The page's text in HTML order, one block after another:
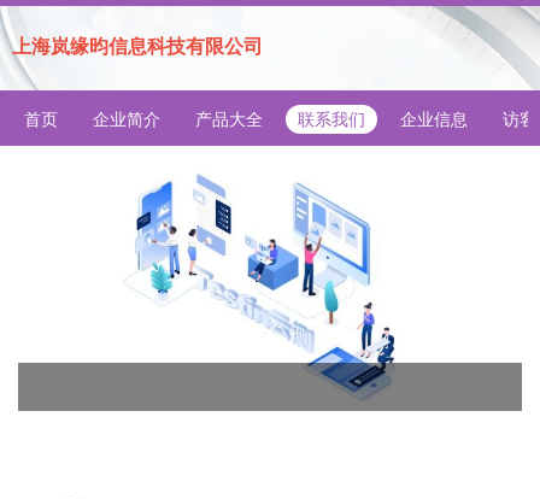
上海岚缘昀信息科技有限公司
首页 企业简介 产品大全 联系我们 企业信息 访客